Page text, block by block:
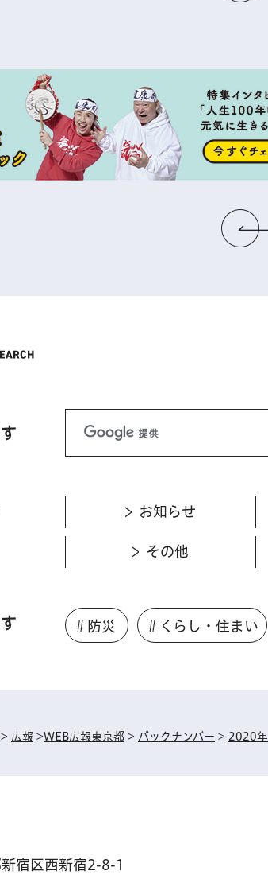
お知らせ
その他
＃防災 ＃くらし・住まい
> 広報 >WEB広報東京都 > バックナンバー > 2020年
宿区西新宿2-8-1